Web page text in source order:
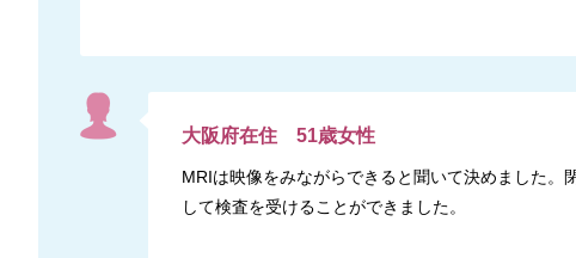
大阪府在住 51歳女性
MRIは映像をみながらできると聞いて決めました
して検査を受けることができました。